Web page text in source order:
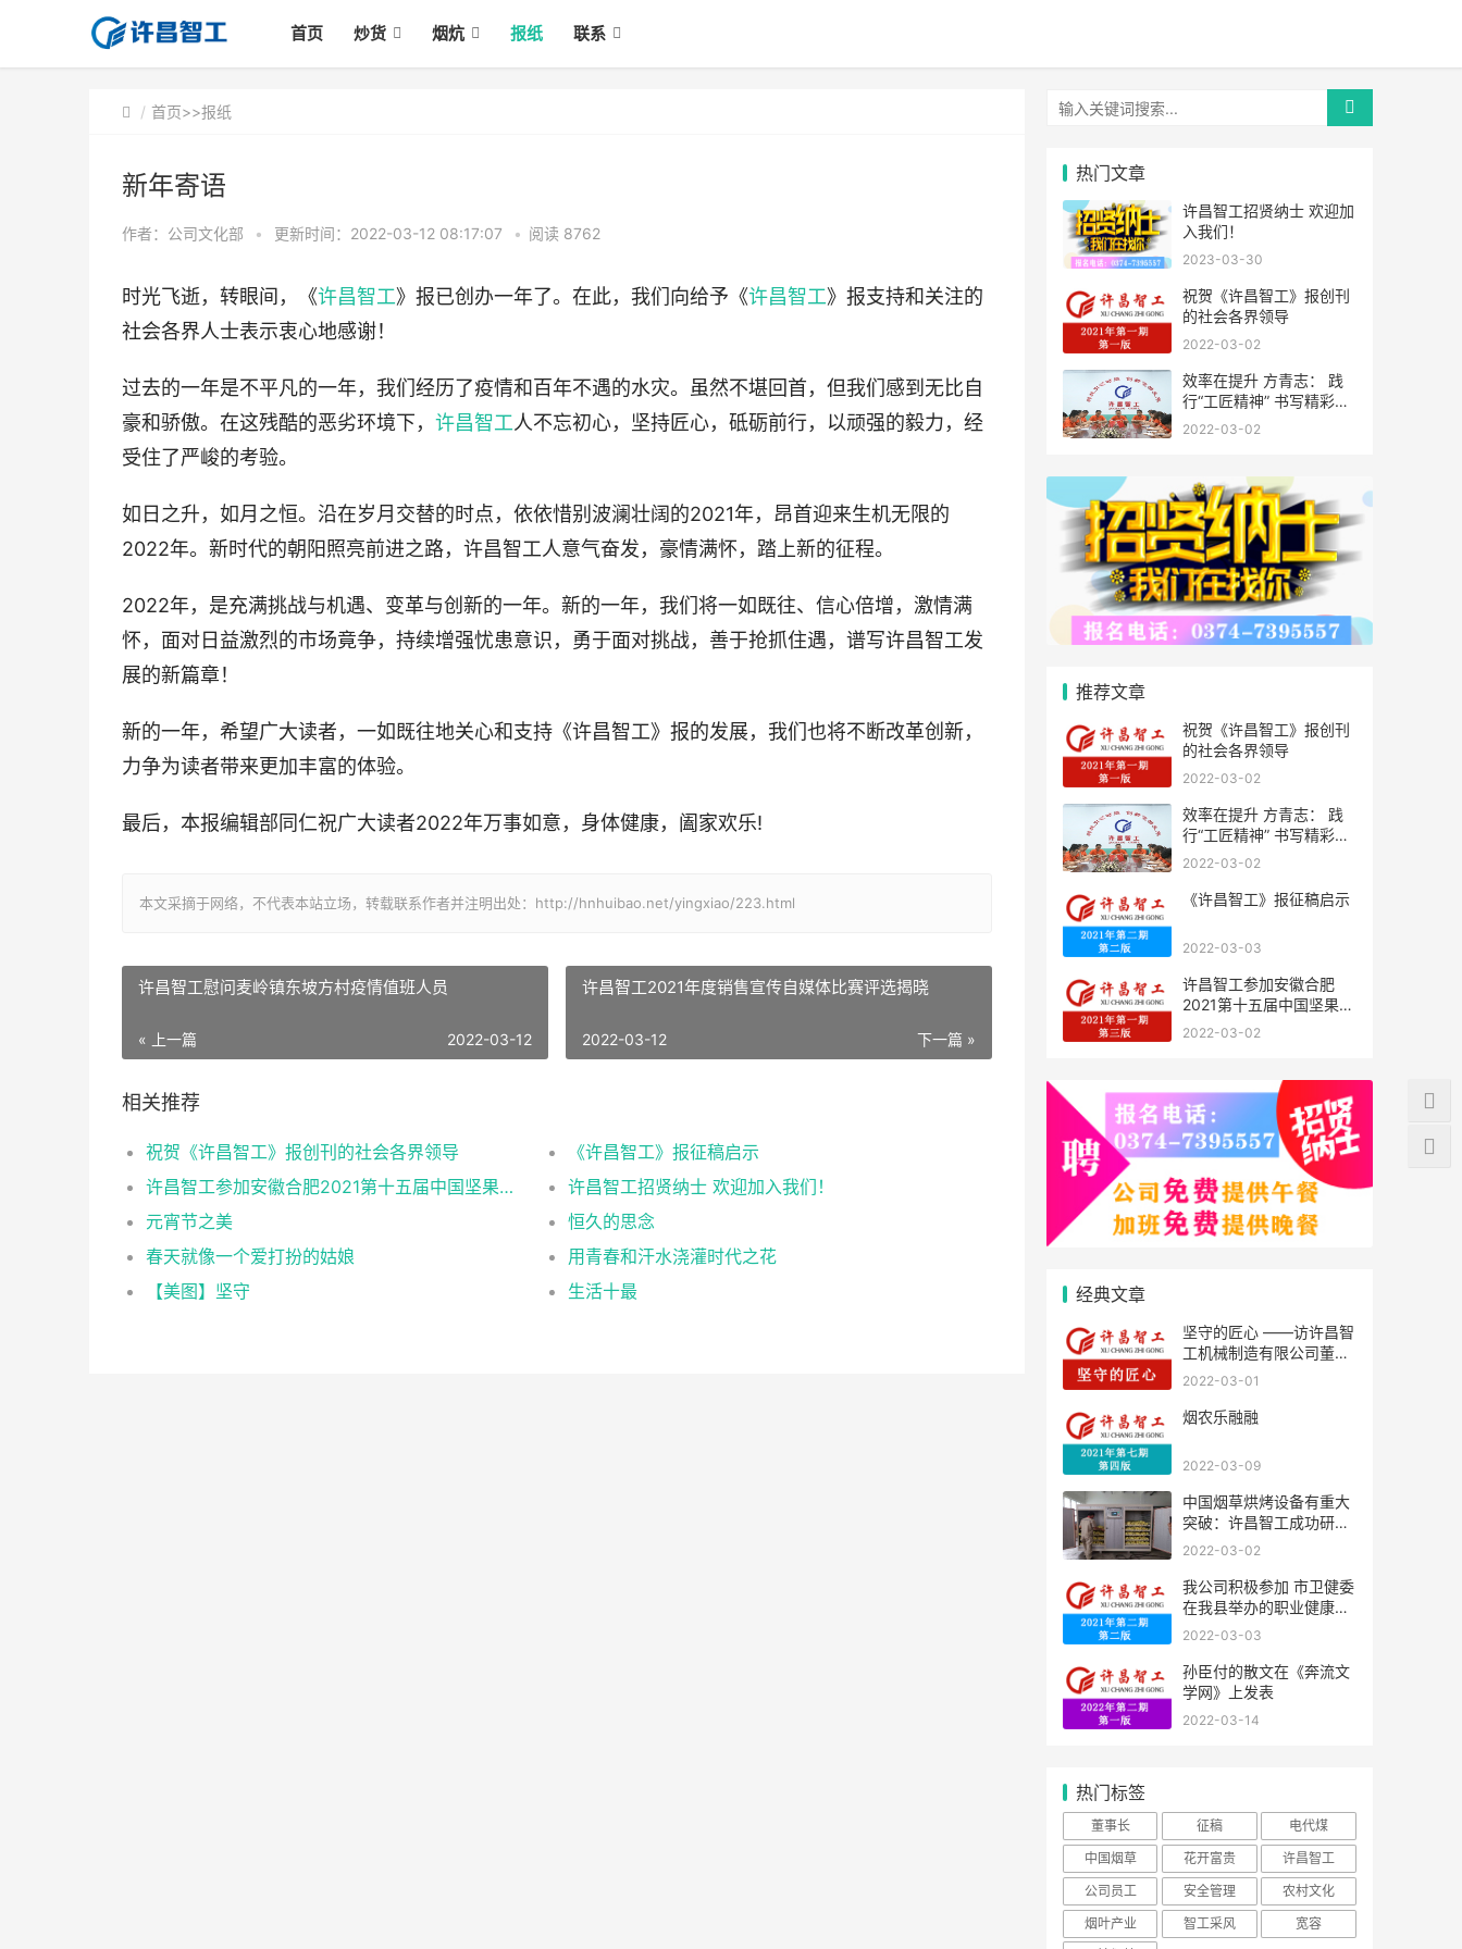
首页 炒货 烟炕 报纸 联系
首页>>报纸
新年寄语
作者：公司文化部 • 更新时间：2022-03-12 08:17:07 • 阅读 8762
时光飞逝，转眼间，《许昌智工》报已创办一年了。在此，我们向给予《许昌智工》报支持和关注的
社会各界人士表示衷心地感谢！
过去的一年是不平凡的一年，我们经历了疫情和百年不遇的水灾。虽然不堪回首，但我们感到无比自
豪和骄傲。在这残酷的恶劣环境下， 许昌智工人不忘初心，坚持匠心，砥砺前行，以顽强的毅力，经
受住了严峻的考验。
如日之升，如月之恒。沿在岁月交替的时点，依依惜别波澜壮阔的2021年，昂首迎来生机无限的
2022年。新时代的朝阳照亮前进之路，许昌智工人意气奋发，豪情满怀，踏上新的征程。
2022年，是充满挑战与机遇、变革与创新的一年。新的一年，我们将一如既往、信心倍增，激情满
怀，面对日益激烈的市场竟争，持续增强忧患意识，勇于面对挑战，善于抢抓住遇，谱写许昌智工发
展的新篇章！
新的一年，希望广大读者，一如既往地关心和支持《许昌智工》报的发展，我们也将不断改革创新，
力争为读者带来更加丰富的体验。
最后，本报编辑部同仁祝广大读者2022年万事如意，身体健康，阖家欢乐!
本文采摘于网络，不代表本站立场，转载联系作者并注明出处：http://hnhuibao.net/yingxiao/223.html
许昌智工慰问麦岭镇东坡方村疫情值班人员
« 上一篇 2022-03-12
许昌智工2021年度销售宣传自媒体比赛评选揭晓
下一篇 »
2022-03-12
相关推荐
祝贺《许昌智工》报创刊的社会各界领导
《许昌智工》报征稿启示
许昌智工参加安徽合肥2021第十五届中国坚果炒货展掠影
许昌智工招贤纳士 欢迎加入我们！
元宵节之美
恒久的思念
春天就像一个爱打扮的姑娘
用青春和汗水浇灌时代之花
【美图】坚守
生活十最
热门文章
许昌智工招贤纳士 欢迎加
入我们！
2023-03-30
祝贺《许昌智工》报创刊
的社会各界领导
2022-03-02
效率在提升 方青志： 践
行“工匠精神” 书写精彩人
生
2022-03-02
推荐文章
祝贺《许昌智工》报创刊
的社会各界领导
2022-03-02
效率在提升 方青志： 践
行“工匠精神” 书写精彩人
生
2022-03-02
《许昌智工》报征稿启示
2022-03-03
许昌智工参加安徽合肥
2021第十五届中国坚果炒
货展掠影
2022-03-02
经典文章
坚守的匠心 ——访许昌智
工机械制造有限公司董事
长方青志
2022-03-01
烟农乐融融
2022-03-09
中国烟草烘烤设备有重大
突破：许昌智工成功研发
框式多功能电烤房
2022-03-02
我公司积极参加 市卫健委
在我县举办的职业健康培
训
2022-03-03
孙臣付的散文在《奔流文
学网》上发表
2022-03-14
热门标签
董事长 征稿
电代煤
中国烟草
花开富贵
许昌智工
公司员工
安全管理
农村文化
烟叶产业
智工采风
宽容